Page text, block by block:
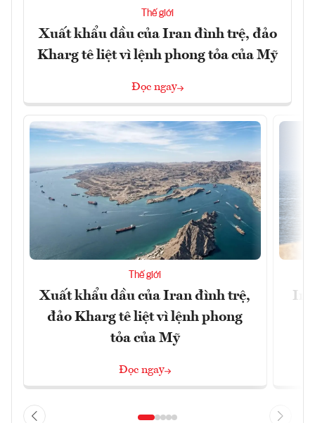
Thế giới
Xuất khẩu dầu của Iran đình trệ, đảo
Kharg tê liệt vì lệnh phong tỏa của Mỹ
Đọc ngay
Thế giới
Xuất khẩu dầu của Iran đình trệ,
đảo Kharg tê liệt vì lệnh phong
tỏa của Mỹ
Đọc ngay